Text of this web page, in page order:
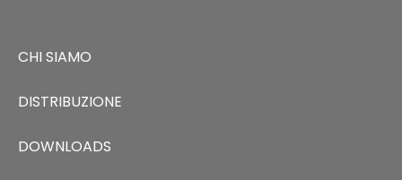
CHI SIAMO
DISTRIBUZIONE
DOWNLOADS